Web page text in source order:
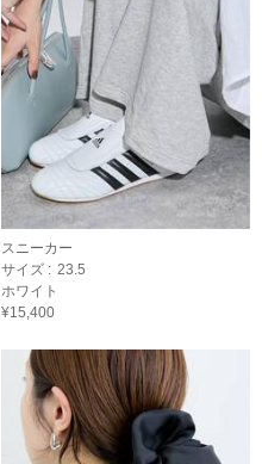
スニーカー
サイズ : 23.5
ホワイト
¥15,400